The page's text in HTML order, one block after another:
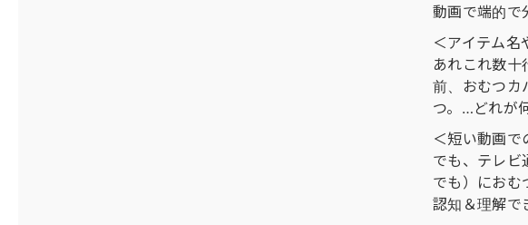
動画で端的で
＜アイテム名
あれこれ数十
前、おむつカ
つ。…どれが
＜短い動画で
でも、テレビ
でも）におむ
認知＆理解で